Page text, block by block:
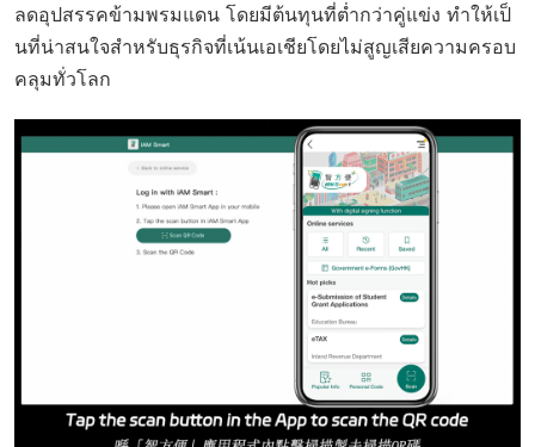
ลดอุปสรรคข้ามพรมแดน โดยมีต้นทุนที่ต่ำกว่าคู่แข่ง ทำให้เป็
นที่น่าสนใจสำหรับธุรกิจที่เน้นเอเชียโดยไม่สูญเสียความครอบ
คลุมทั่วโลก